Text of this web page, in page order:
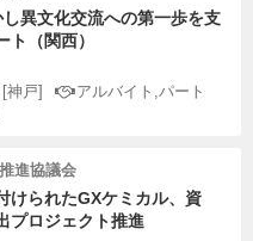
し異文化交流への第一歩を支
ト（関西）
神戸]
アルバイト,パート
進協議会
けられたGXケミカル、資
プロジェクト推進